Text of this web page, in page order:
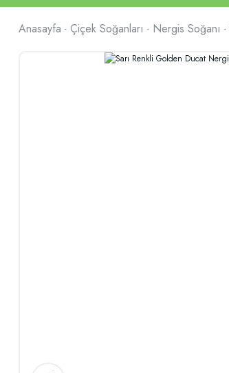
Anasayfa Çiçek Soğanları Nergis Soğanı